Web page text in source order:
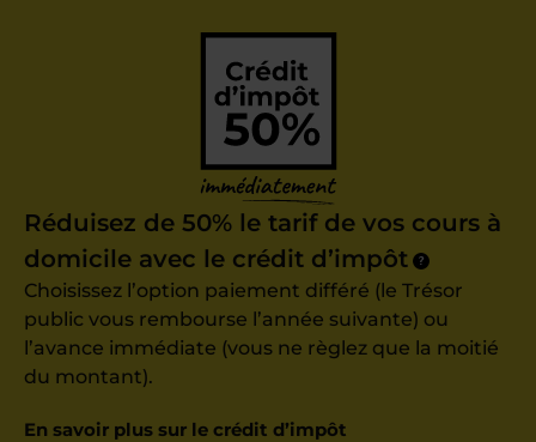
Réduisez de 50% le tarif de vos cours à
domicile avec le crédit d’impôt
?
Choisissez l’option paiement différé (le Trésor
public vous rembourse l’année suivante) ou
l’avance immédiate (vous ne règlez que la moitié
du montant).
En savoir plus sur le crédit d’impôt